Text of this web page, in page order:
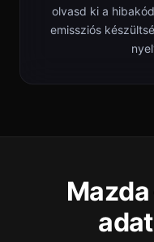
olvasd ki a
emissziós